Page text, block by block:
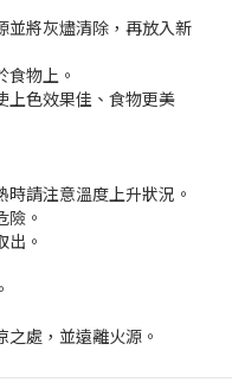
將灰燼清除，再放入新
物上。
色效果佳、食物更美
請注意溫度上升狀況。
。
。
之處，並遠離火源。